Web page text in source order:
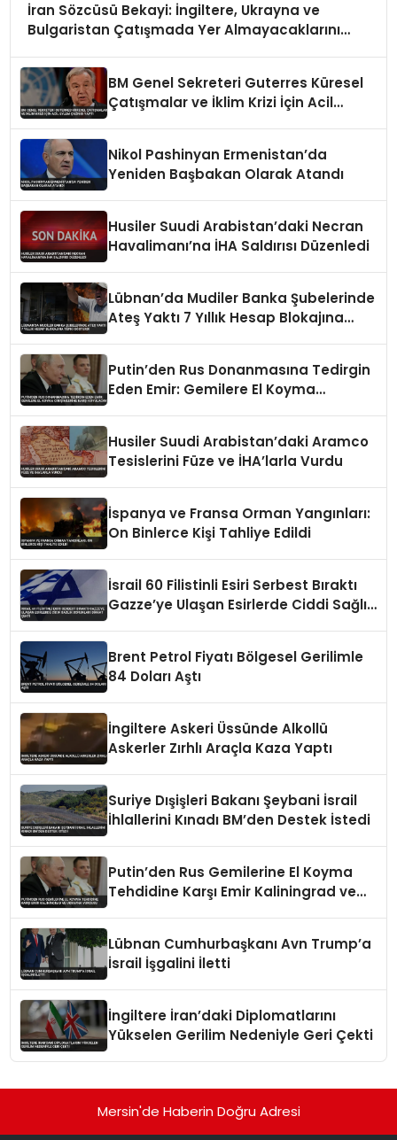
İran Sözcüsü Bekayi: İngiltere, Ukrayna ve
Bulgaristan Çatışmada Yer Almayacaklarını
BM Genel Sekreteri Guterres Küresel
Çatışmalar ve İklim Krizi İçin Acil
Nikol Pashinyan Ermenistan’da
Yeniden Başbakan Olarak Atandı
Husiler Suudi Arabistan’daki Necran
Havalimanı’na İHA Saldırısı Düzenledi
Lübnan’da Mudiler Banka Şubelerinde
Ateş Yaktı 7 Yıllık Hesap Blokajına
Putin’den Rus Donanmasına Tedirgin
Eden Emir: Gemilere El Koyma
Husiler Suudi Arabistan’daki Aramco
Tesislerini Füze ve İHA’larla Vurdu
İspanya ve Fransa Orman Yangınları:
On Binlerce Kişi Tahliye Edildi
İsrail 60 Filistinli Esiri Serbest Bıraktı
Gazze’ye Ulaşan Esirlerde Ciddi Sağlık
Brent Petrol Fiyatı Bölgesel Gerilimle
84 Doları Aştı
İngiltere Askeri Üssünde Alkollü
Askerler Zırhlı Araçla Kaza Yaptı
Suriye Dışişleri Bakanı Şeybani İsrail
İhlallerini Kınadı BM’den Destek İstedi
Putin’den Rus Gemilerine El Koyma
Tehdidine Karşı Emir Kaliningrad ve
Lübnan Cumhurbaşkanı Avn Trump’a
İsrail İşgalini İletti
İngiltere İran’daki Diplomatlarını
Yükselen Gerilim Nedeniyle Geri Çekti
Mersin'de Haberin Doğru Adresi